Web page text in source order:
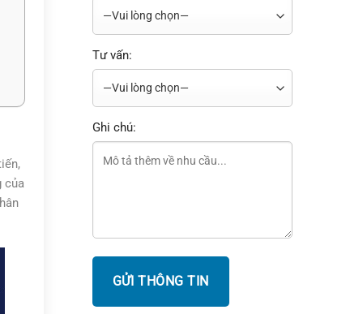
của
Tư vấn:
Ghi chú: